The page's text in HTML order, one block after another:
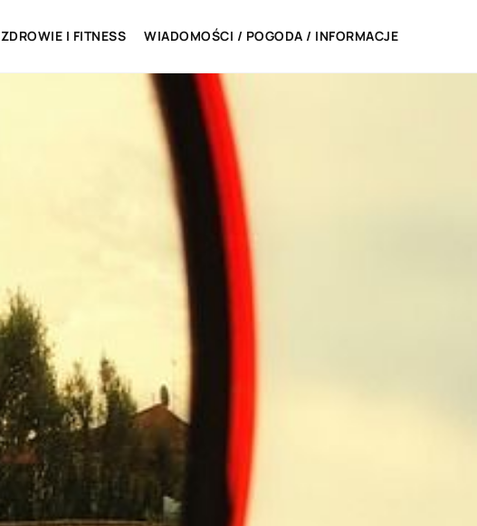
ZDROWIE I FITNESS WIADOMOŚCI / POGODA / INFORMACJE